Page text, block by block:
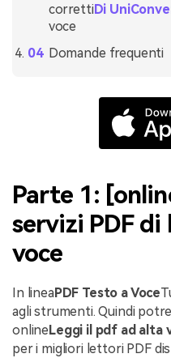
correttiDi
voce
Domande frequenti
Parte 1:
servizi PDF
voce
In lineaPDF Testo a Voce
agli strumenti. Quindi
onlineLeggi il pdf ad alta
per i migliori lettori PDF